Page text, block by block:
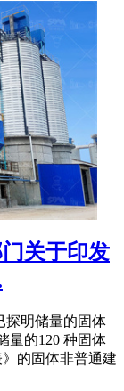
关于印发
探明储量的固体
量的120 种固体
的固体非普通建